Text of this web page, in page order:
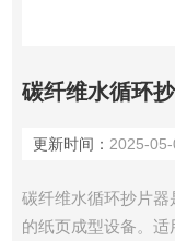
碳纤维水循环
更新时间： 2025-05-
碳纤维水循环抄片
的纸页成型设备。适